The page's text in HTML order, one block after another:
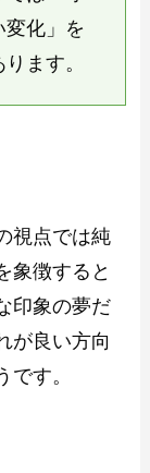
変化」を
ます。
視点では純
象徴すると
印象の夢だ
が良い方向
す。